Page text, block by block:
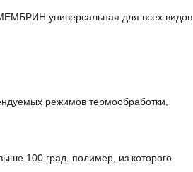
универсальная для всех видов
режимов термообработки,
100 град. полимер, из которого